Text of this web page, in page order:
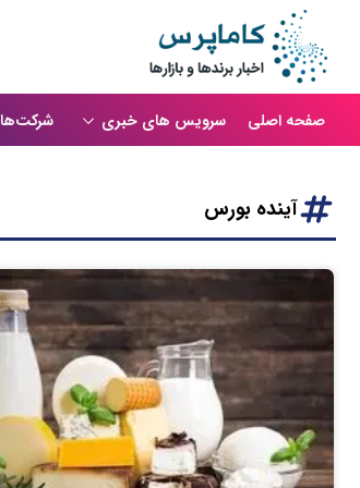
صفحه اصلی سرویس های خبری شرکت‌ها
آینده بورس